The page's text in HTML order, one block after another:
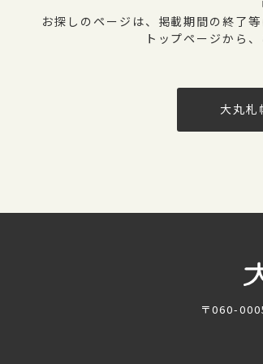
お探しのページは、掲載期間の終了
トップページから
大丸札
〒060-